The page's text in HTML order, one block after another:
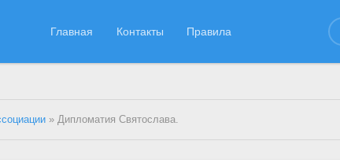
Главная Контакты Правила
» Дипломатия Святослава.